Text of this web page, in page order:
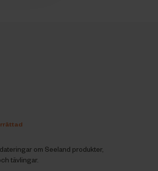
om Seeland produkter,
tävlingar.